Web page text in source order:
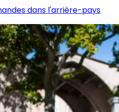
dans l'arrière-pays